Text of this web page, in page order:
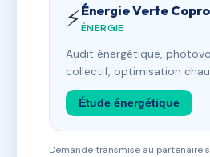
⚡Énergie Verte Copro
ÉNERGIE
Audit énergétique,
collectif, optimisation
Étude énergétique
Demande transmise au partenaire